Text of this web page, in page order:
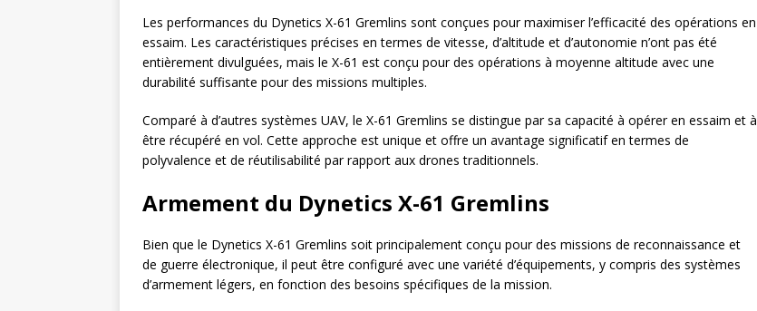
Les performances du Dynetics X-61 Gremlins sont conçues pour maximiser l’efficacité des opérations en
essaim. Les caractéristiques précises en termes de vitesse, d’altitude et d’autonomie n’ont pas été
entièrement divulguées, mais le X-61 est conçu pour des opérations à moyenne altitude avec une
durabilité suffisante pour des missions multiples.
Comparé à d’autres systèmes UAV, le X-61 Gremlins se distingue par sa capacité à opérer en essaim et à
être récupéré en vol. Cette approche est unique et offre un avantage significatif en termes de
polyvalence et de réutilisabilité par rapport aux drones traditionnels.
Armement du Dynetics X-61 Gremlins
Bien que le Dynetics X-61 Gremlins soit principalement conçu pour des missions de reconnaissance et
de guerre électronique, il peut être configuré avec une variété d’équipements, y compris des systèmes
d’armement légers, en fonction des besoins spécifiques de la mission.